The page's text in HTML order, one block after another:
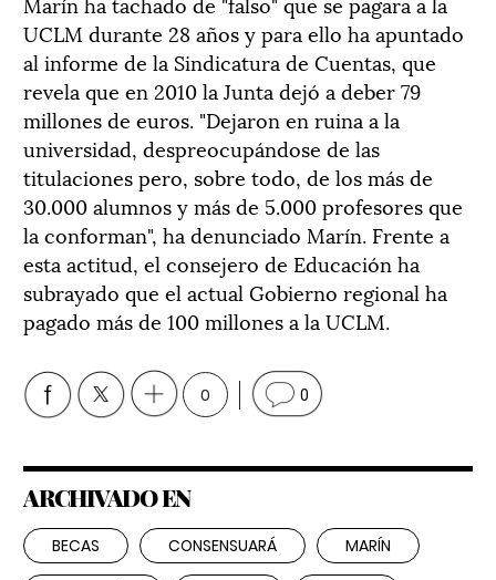
UCLM durante 28 años y para ello ha apuntado
al informe de la Sindicatura de Cuentas, que
revela que en 2010 la Junta dejó a deber 79
millones de euros. "Dejaron en ruina a la
universidad, despreocupándose de las
titulaciones pero, sobre todo, de los más de
30.000 alumnos y más de 5.000 profesores que
la conforman", ha denunciado Marín. Frente a
esta actitud, el consejero de Educación ha
subrayado que el actual Gobierno regional ha
pagado más de 100 millones a la UCLM.
0 0
ARCHIVADO EN
BECAS CONSENSUARÁ MARÍN